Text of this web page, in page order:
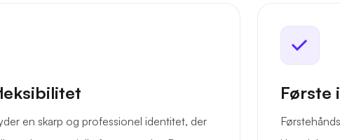
en skarp og professionel identitet, der
Første